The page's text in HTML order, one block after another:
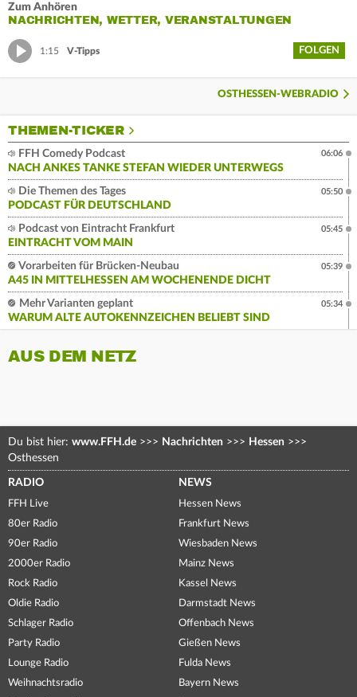
Zum Anhören
NACHRICHTEN, WETTER, VERANSTALTUNGEN
1:15 V-Tipps FOLGEN
OSTHESSEN-WEBRADIO
THEMEN-TICKER
FFH Comedy Podcast
NACH ANKES TANKE STEFAN WIEDER UNTERWEGS
06:06
Die Themen des Tages
PODCAST FÜR DEUTSCHLAND
05:50
Podcast von Eintracht Frankfurt
EINTRACHT VOM MAIN
05:45
Vorarbeiten für Brücken-Neubau
A45 IN MITTELHESSEN AM WOCHENENDE DICHT
05:39
Mehr Varianten geplant
WARUM ALTE AUTOKENNZEICHEN BELIEBT SIND
05:34
AUS DEM NETZ
Du bist hier: www.FFH.de >>> Nachrichten >>> Hessen >>>
Osthessen
RADIO
FFH Live
80er Radio
90er Radio
2000er Radio
Rock Radio
Oldie Radio
Schlager Radio
Party Radio
Lounge Radio
Weihnachtsradio
NEWS
Hessen News
Frankfurt News
Wiesbaden News
Mainz News
Kassel News
Darmstadt News
Offenbach News
Gießen News
Fulda News
Bayern News